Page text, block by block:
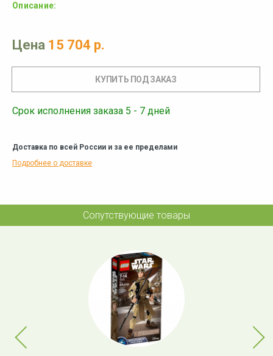
Описание:
Цена 15 704 р.
Срок исполнения заказа 5 - 7 дней
Доставка по всей России и за ее пределами
Подробнее о доставке
Сопутствующие товары
Previous Next